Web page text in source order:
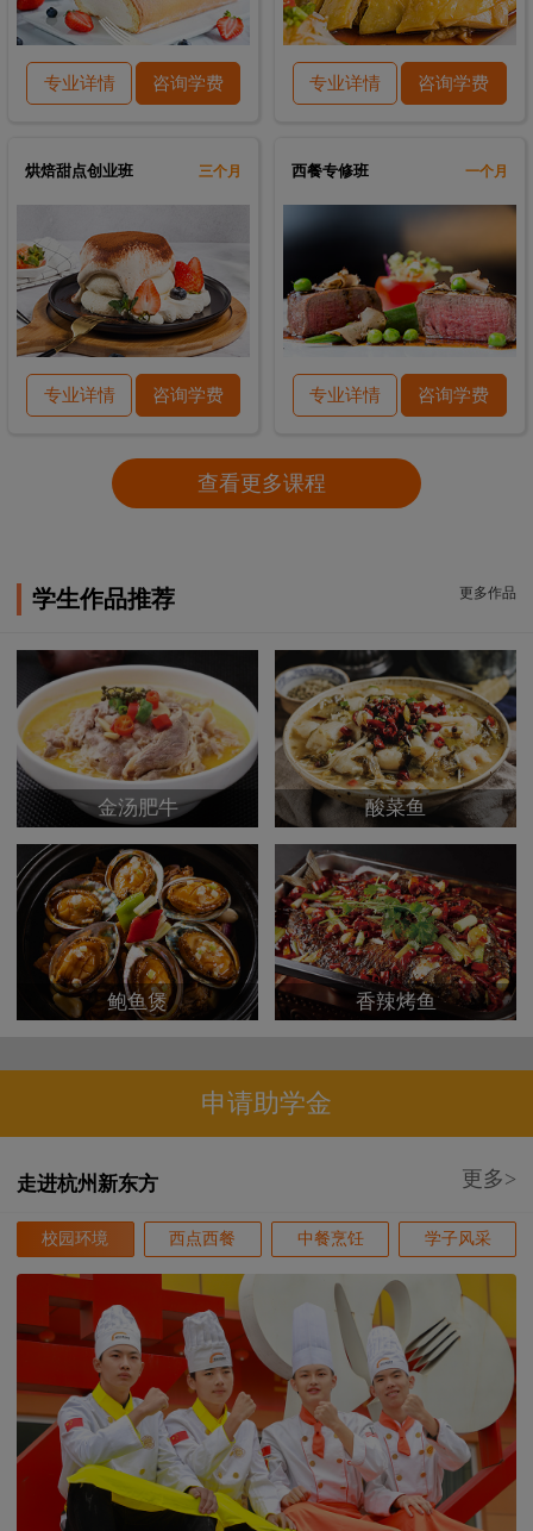
专业详情 咨询学费 专业详情 咨询学费
烘焙甜点创业班 三个月
专业详情 咨询学费
西餐专修班 一个月
专业详情 咨询学费
查看更多课程
学生作品推荐 更多作品
金汤肥牛 酸菜鱼
鲍鱼煲 香辣烤鱼
申请助学金
走进杭州新东方 更多>
校园环境 西点西餐 中餐烹饪 学子风采